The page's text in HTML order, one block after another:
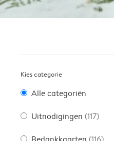
Kies categorie
Alle categoriën
Uitnodigingen (117)